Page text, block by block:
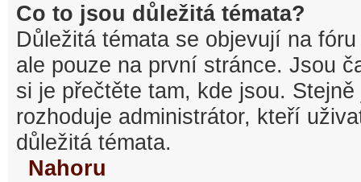
Co to jsou důležitá témata?
Důležitá témata se objevují na
ale pouze na první stránce. Jsou
si je přečtěte tam, kde jsou.
rozhoduje administrátor, kteří
důležitá témata.
Nahoru